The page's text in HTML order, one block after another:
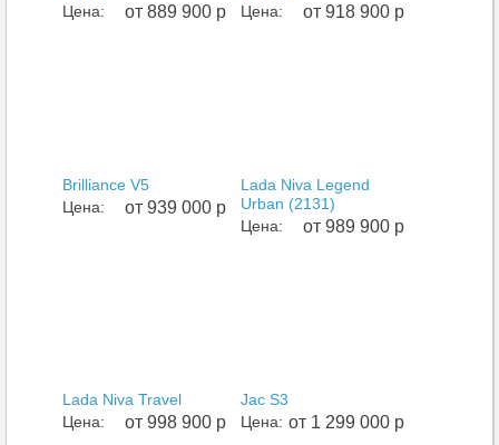
от 889 900 р
Цена: от 918 900 р
Цена:
Brilliance V5
от 939 000 р
Цена:
Lada Niva Legend
Urban (2131)
от 989 900 р
Цена:
Lada Niva Travel
от 998 900 р
Цена:
Jac S3
от 1 299 000 р
Цена: